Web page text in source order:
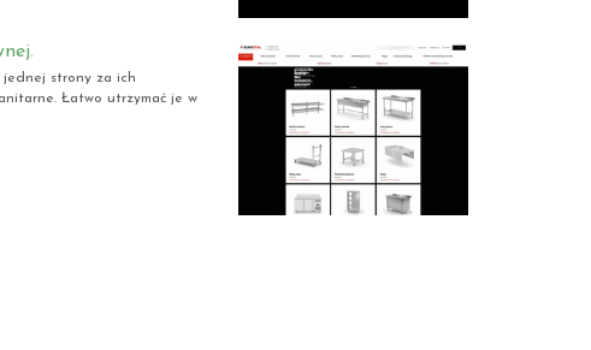
jednej strony za ich
Łatwo utrzymać je w